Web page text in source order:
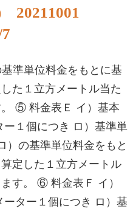
20211001
準単位料金をもとに基
た１立方メートル当た
⑤ 料金表Ｅ イ）基本
１個につき ロ）基準単
）の基準単位料金をもと
定した１立方メートル
す。 ⑥ 料金表Ｆ イ）
ター１個につき ロ）基